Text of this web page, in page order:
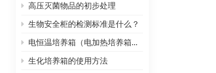
高压灭菌物品的初步处理
生物安全柜的检测标准是什么？
电恒温培养箱（电加热培养箱）常见故障
生化培养箱的使用方法